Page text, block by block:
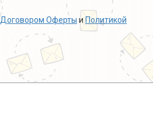
Договором Оферты и Политикой